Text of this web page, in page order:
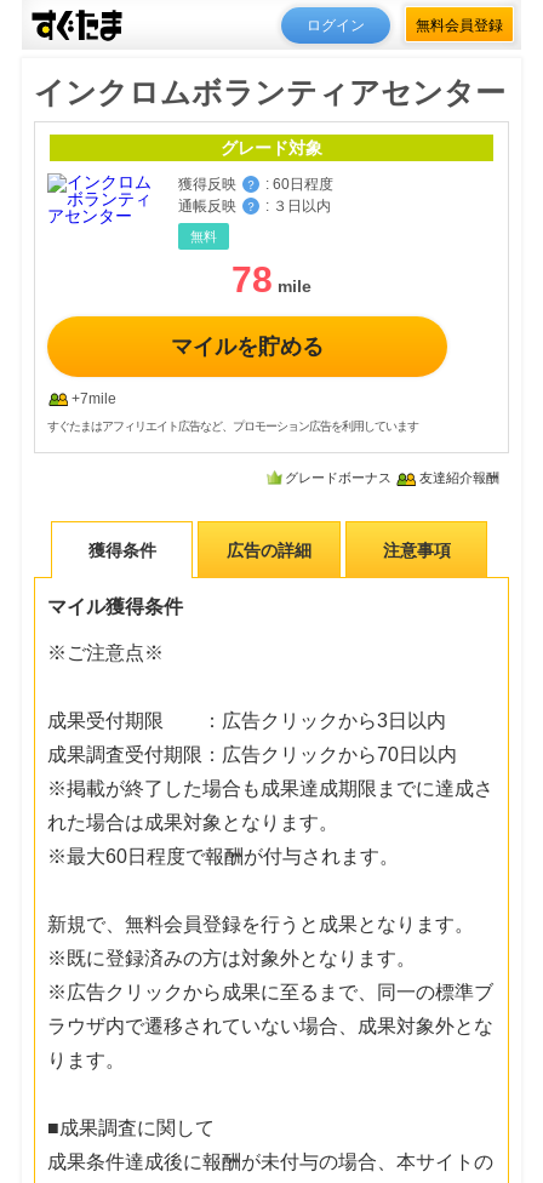
ログイン 無料会員登録
インクロムボランティアセンター
グレード対象
獲得反映 ？ : 60日程度
通帳反映
？ : ３日以内
無料
78
マイルを貯める
+7mile
すぐたまはアフィリエイト広告など、プロモーション広告を利用しています
グレードボーナス 友達紹介報酬
獲得条件 広告の詳細 注意事項
マイル獲得条件
※ご注意点※
成果受付期限 ：広告クリックから3日以内
成果調査受付期限：広告クリックから70日以内
※掲載が終了した場合も成果達成期限までに達成さ
れた場合は成果対象となります。
※最大60日程度で報酬が付与されます。
新規で、無料会員登録を行うと成果となります。
※既に登録済みの方は対象外となります。
※広告クリックから成果に至るまで、同一の標準ブ
ラウザ内で遷移されていない場合、成果対象外とな
ります。
■成果調査に関して
成果条件達成後に報酬が未付与の場合、本サイトの